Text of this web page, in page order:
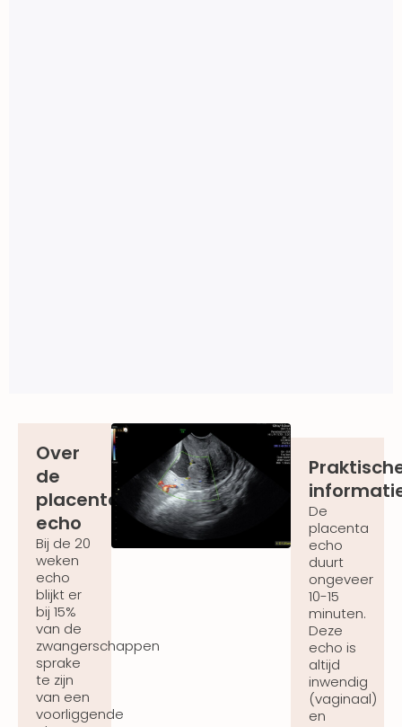
Over
de
placentalokalisatie
echo
Bij de 20
weken
echo
blijkt er
bij 15%
van de
zwangerschappen
sprake
te zijn
van een
voorliggende
De
placenta
echo
duurt
ongeveer
10-15
minuten.
Deze
echo is
altijd
inwendig
(vaginaal)
en